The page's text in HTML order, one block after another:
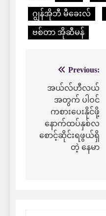
ဂျွန်အိုဘီ မီခေးလ်
ဗစ်တာ အိုဆီမန်
navigation
Previous:
အယ်လ်ဟီလယ်
အတွက် ပါဝင်
ကစားပေးနိုင်ဖို့
နောက်ထပ်နှစ်လ
စောင့်ဆိုင်းရဖွယ်ရှိ
တဲ့ နေမာ